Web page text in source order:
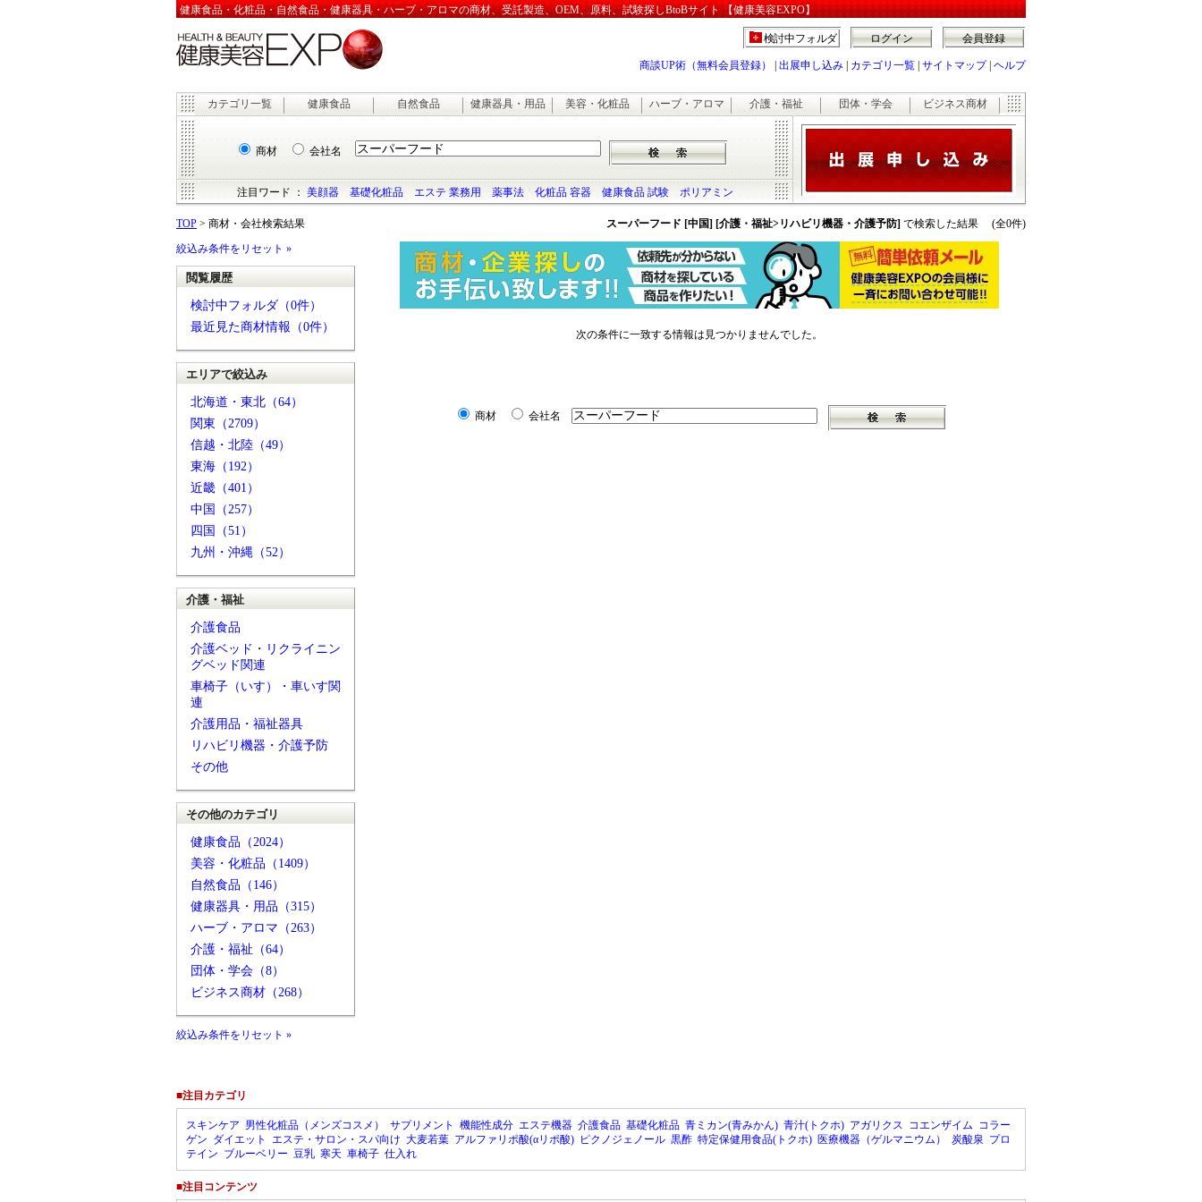
健康食品・化粧品・自然食品・健康器具・ハーブ・アロマの商材、受託製造、OEM、原料、試験探しBtoBサイト 【健康美容EXPO】
会員登録
ログイン
検討中フォルダ
商談UP術（無料会員登録） 出展申し込み カテゴリ一覧 サイトマップ| ヘルプ
カテゴリ一覧 健康食品 自然食品 健康器具・用品 美容・化粧品 ハーブ・アロマ 介護・福祉 団体・学会 ビジネス商材
商材 会社名
注目ワード ：美顔器 基礎化粧品 エステ 業務用 薬事法 化粧品 容器 健康食品 試験 ポリアミン
TOP > 商材・会社検索結果 スーパーフード [中国] [介護・福祉>リハビリ機器・介護予防] で検索した結果 (全0件)
絞込み条件をリセット »
閲覧履歴
検討中フォルダ（0件）
最近見た商材情報（0件）
エリアで絞込み
北海道・東北（64）
関東（2709）
信越・北陸（49）
東海（192）
近畿（401）
中国（257）
四国（51）
九州・沖縄（52）
介護・福祉
介護食品
介護ベッド・リクライニン
グベッド関連
車椅子（いす）・車いす関
連
介護用品・福祉器具
リハビリ機器・介護予防
その他
その他のカテゴリ
健康食品（2024）
美容・化粧品（1409）
自然食品（146）
健康器具・用品（315）
ハーブ・アロマ（263）
介護・福祉（64）
団体・学会（8）
ビジネス商材（268）
絞込み条件をリセット »
次の条件に一致する情報は見つかりませんでした。
商材 会社名
■注目カテゴリ
スキンケア 男性化粧品（メンズコスメ） サプリメント 機能性成分 エステ機器 介護食品 基礎化粧品 青ミカン(青みかん) 青汁(トクホ) アガリクス コエンザイム コラー
ゲン ダイエット エステ・サロン・スパ向け 大麦若葉 アルファリポ酸(αリポ酸) ピクノジェノール 黒酢 特定保健用食品(トクホ) 医療機器（ゲルマニウム） 炭酸泉 プロ
テイン ブルーベリー 豆乳 寒天 車椅子 仕入れ
■注目コンテンツ